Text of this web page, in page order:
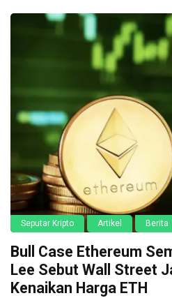
Seputar Kripto Artikel Berita
Bull Case Ethereum
Lee Sebut Wall Street
Kenaikan Harga ETH